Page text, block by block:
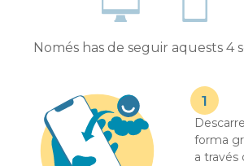
Només has de seguir aquests 4
forma
a través